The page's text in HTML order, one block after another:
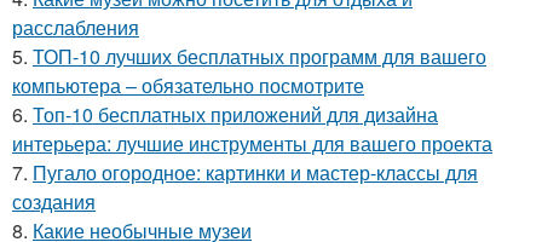
расслабления
5. ТОП-10 лучших бесплатных программ для вашего
компьютера – обязательно посмотрите
6. Топ-10 бесплатных приложений для дизайна
интерьера: лучшие инструменты для вашего проекта
7. Пугало огородное: картинки и мастер-классы для
создания
8. Какие необычные музеи